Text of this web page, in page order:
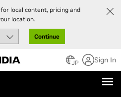
local content, pricing and
location.
Continue
JP Sign In